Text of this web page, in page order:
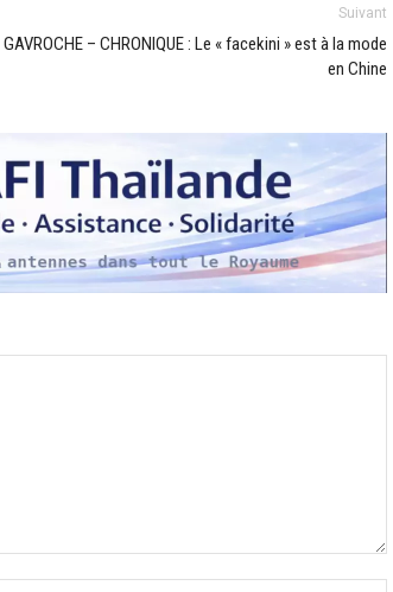
Suivant
GAVROCHE – CHRONIQUE : Le « facekini » est à la mode
en Chine